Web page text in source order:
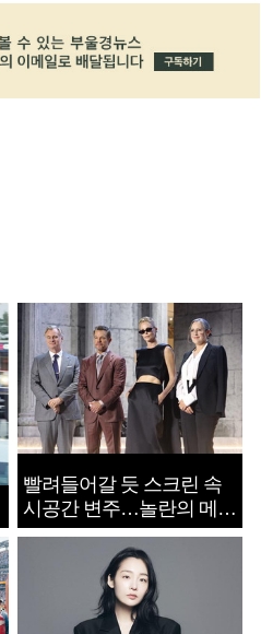
빨려들어갈 듯 스크린 속
시공간 변주…놀란의 메시
지는 ‘전쟁 속죄’